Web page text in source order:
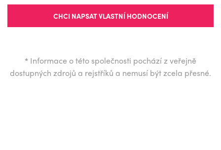
CHCI NAPSAT VLASTNÍ HODNOCENÍ
* Informace o této společnosti pochází z veřejně
dostupných zdrojů a rejstříků a nemusí být zcela přesné.